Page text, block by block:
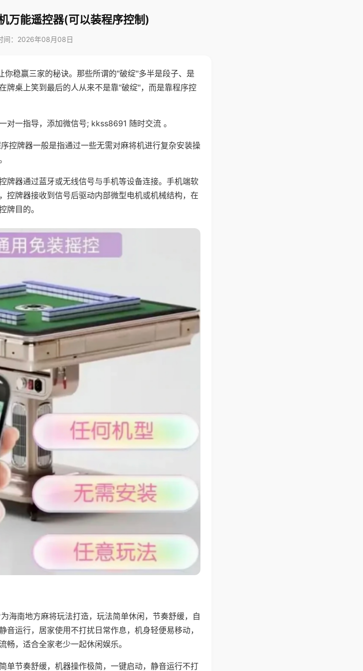
万能遥控器(可以装程序控制)
间：2026年08月08日
稳赢三家的秘诀。那些所谓的"破绽"多半是段子、是
牌桌上笑到最后的人从来不是靠"破绽"，而是靠程序控
对一指导，添加微信号; kkss8691 随时交流 。
控牌器一般是指通过一些无需对麻将机进行复杂安装操
牌器通过蓝牙或无线信号与手机等设备连接。手机端软
控牌器接收到信号后驱动内部微型电机或机械结构，在
牌目的。
为海南地方麻将玩法打造，玩法简单休闲，节奏舒缓，自
运行，居家使用不打扰日常作息，机身轻便易移动，
，适合全家老少一起休闲娱乐。
单节奏舒缓，机器操作极简，一键启动，静音运行不打